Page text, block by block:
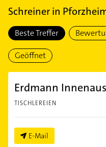
Schreinerin
Beste Treffer
Geöffnet
Erdmann
TISCHLEREIEN
E-Mail